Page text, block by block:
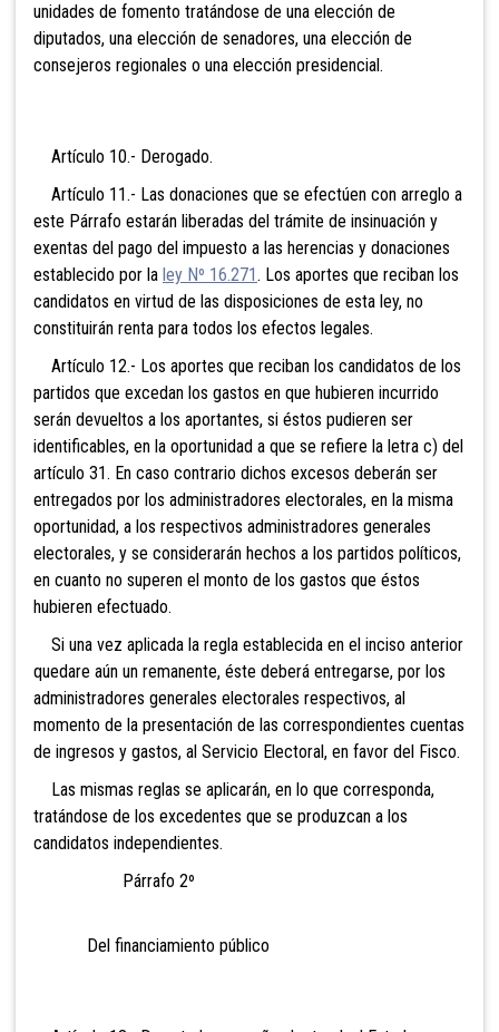
unidades de fomento tratándose de una elección de
diputados, una elección de senadores, una elección de
consejeros regionales o una elección presidencial.
Artículo 10.- Derogado.
Artículo 11.- Las donaciones que se efectúen con arreglo a
este Párrafo estarán liberadas del trámite de insinuación y
exentas del pago del impuesto a las herencias y donaciones
establecido por la ley Nº 16.271. Los aportes que reciban los
candidatos en virtud de las disposiciones de esta ley, no
constituirán renta para todos los efectos legales.
Artículo 12.- Los aportes que reciban los candidatos de los
partidos que excedan los gastos en que hubieren incurrido
serán devueltos a los aportantes, si éstos pudieren ser
identificables, en la oportunidad a que se refiere la letra c) del
artículo 31. En caso contrario dichos excesos deberán ser
entregados por los administradores electorales, en la misma
oportunidad, a los respectivos administradores generales
electorales, y se considerarán hechos a los partidos políticos,
en cuanto no superen el monto de los gastos que éstos
hubieren efectuado.
Si una vez aplicada la regla establecida en el inciso anterior
quedare aún un remanente, éste deberá entregarse, por los
administradores generales electorales respectivos, al
momento de la presentación de las correspondientes cuentas
de ingresos y gastos, al Servicio Electoral, en favor del Fisco.
Las mismas reglas se aplicarán, en lo que corresponda,
tratándose de los excedentes que se produzcan a los
candidatos independientes.
Párrafo 2º
Del financiamiento público